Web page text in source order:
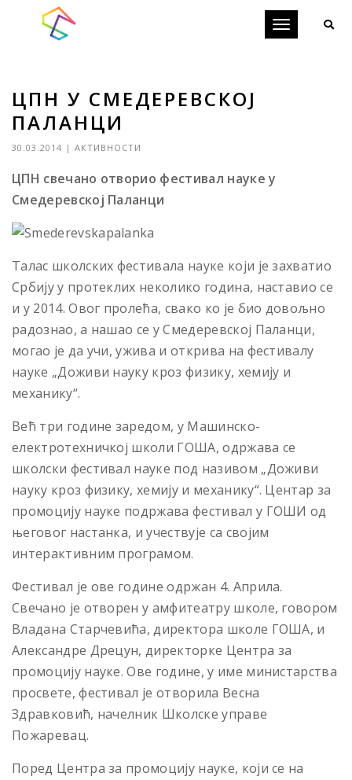
Toggle
ЦПН У СМЕДЕРЕВСКОЈ
ПАЛАНЦИ
30.03.2014 | АКТИВНОСТИ
ЦПН свечано отворио фестивал науке у
Смедеревској Паланци
Талас школских фестивала науке који је захватио
Србију у протеклих неколико година, наставио се
и у 2014. Овог пролећа, свако ко је био довољно
радознао, а нашао се у Смедеревској Паланци,
могао је да учи, ужива и открива на фестивалу
науке „Доживи науку кроз физику, хемију и
механику“.
Већ три године заредом, у Машинско-
електротехничкој школи ГОША, одржава се
школски фестивал науке под називом „Доживи
науку кроз физику, хемију и механику“. Центар за
промоцију науке подржава фестивал у ГОШИ од
његовог настанка, и учествује са својим
интерактивним програмом.
Фестивал је ове године одржан 4. Априла.
Свечано је отворен у амфитеатру школе, говором
Владана Старчевића, директора школе ГОША, и
Александре Дрецун, директорке Центра за
промоцију науке. Ове године, у име министарства
просвете, фестивал је отворила Весна
Здравковић, начелник Школске управе
Пожаревац.
Поред Центра за промоцију науке, који се на